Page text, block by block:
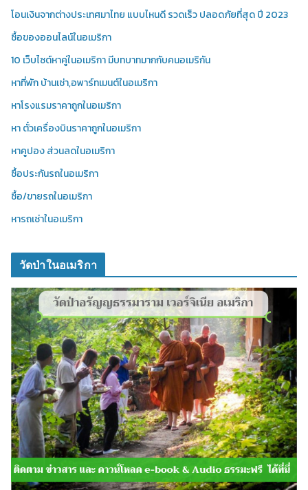
โอนเงินจากต่างประเทศมาไทย แบบไหนดี รวดเร็ว ปลอดภัยที่สุด ปี 2023
ซื้อของออนไลน์ในอเมริกา
10 เว็บไซต์หาคู่ในอเมริกา มีบทบาทมากกับคนอเมริกัน
หาที่พัก บ้านเช่า,อพาร์ทเมนต์ในอเมริกา
หาโรงแรมราคาถูกในอเมริกา
หา ตั๋วเครื่องบินราคาถูกในอเมริกา
หาคูปอง ส่วนลดในอเมริกา
ซื้อประกันรถในอเมริกา
ซื้อ/ขายรถในอเมริกา
หารถเช่าในอเมริกา
วัดป่าในอเมริกา